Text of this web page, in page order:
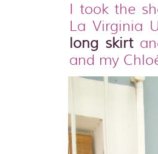
I took the
La Virginia
long skirt
and my